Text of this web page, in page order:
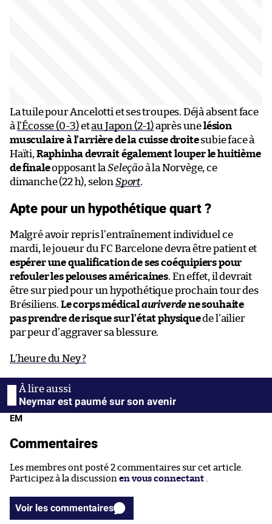
La tuile pour Ancelotti et ses troupes. Déjà absent face
à l’Écosse (0-3)etau Japon (2-1)après unelésion
musculaire à l’arrière de la cuisse droitesubie face à
Haïti, Raphinha devrait également louper le huitième
de finaleopposant laSeleçãoà la Norvège, ce
dimanche (22 h), selon Sport.
Apte pour un hypothétique quart ?
Malgré avoir repris l’entraînement individuel ce
mardi, le joueur du FC Barcelone devra être patient et
espérer une qualification de ses coéquipiers pour
refouler les pelouses américaines. En effet, il devrait
être sur pied pour un hypothétique prochain tour des
Brésiliens. Le corps médicalauriverdene souhaite
pas prendre de risque sur l’état physiquede l’ailier
par peur d’aggraver sa blessure.
L’heure du Ney ?
Neymar est paumé sur son avenir
EM
Commentaires
Les membres ont posté 2 commentaires sur cet article.
Participez à la discussion en vous connectant
Voir les commentaires